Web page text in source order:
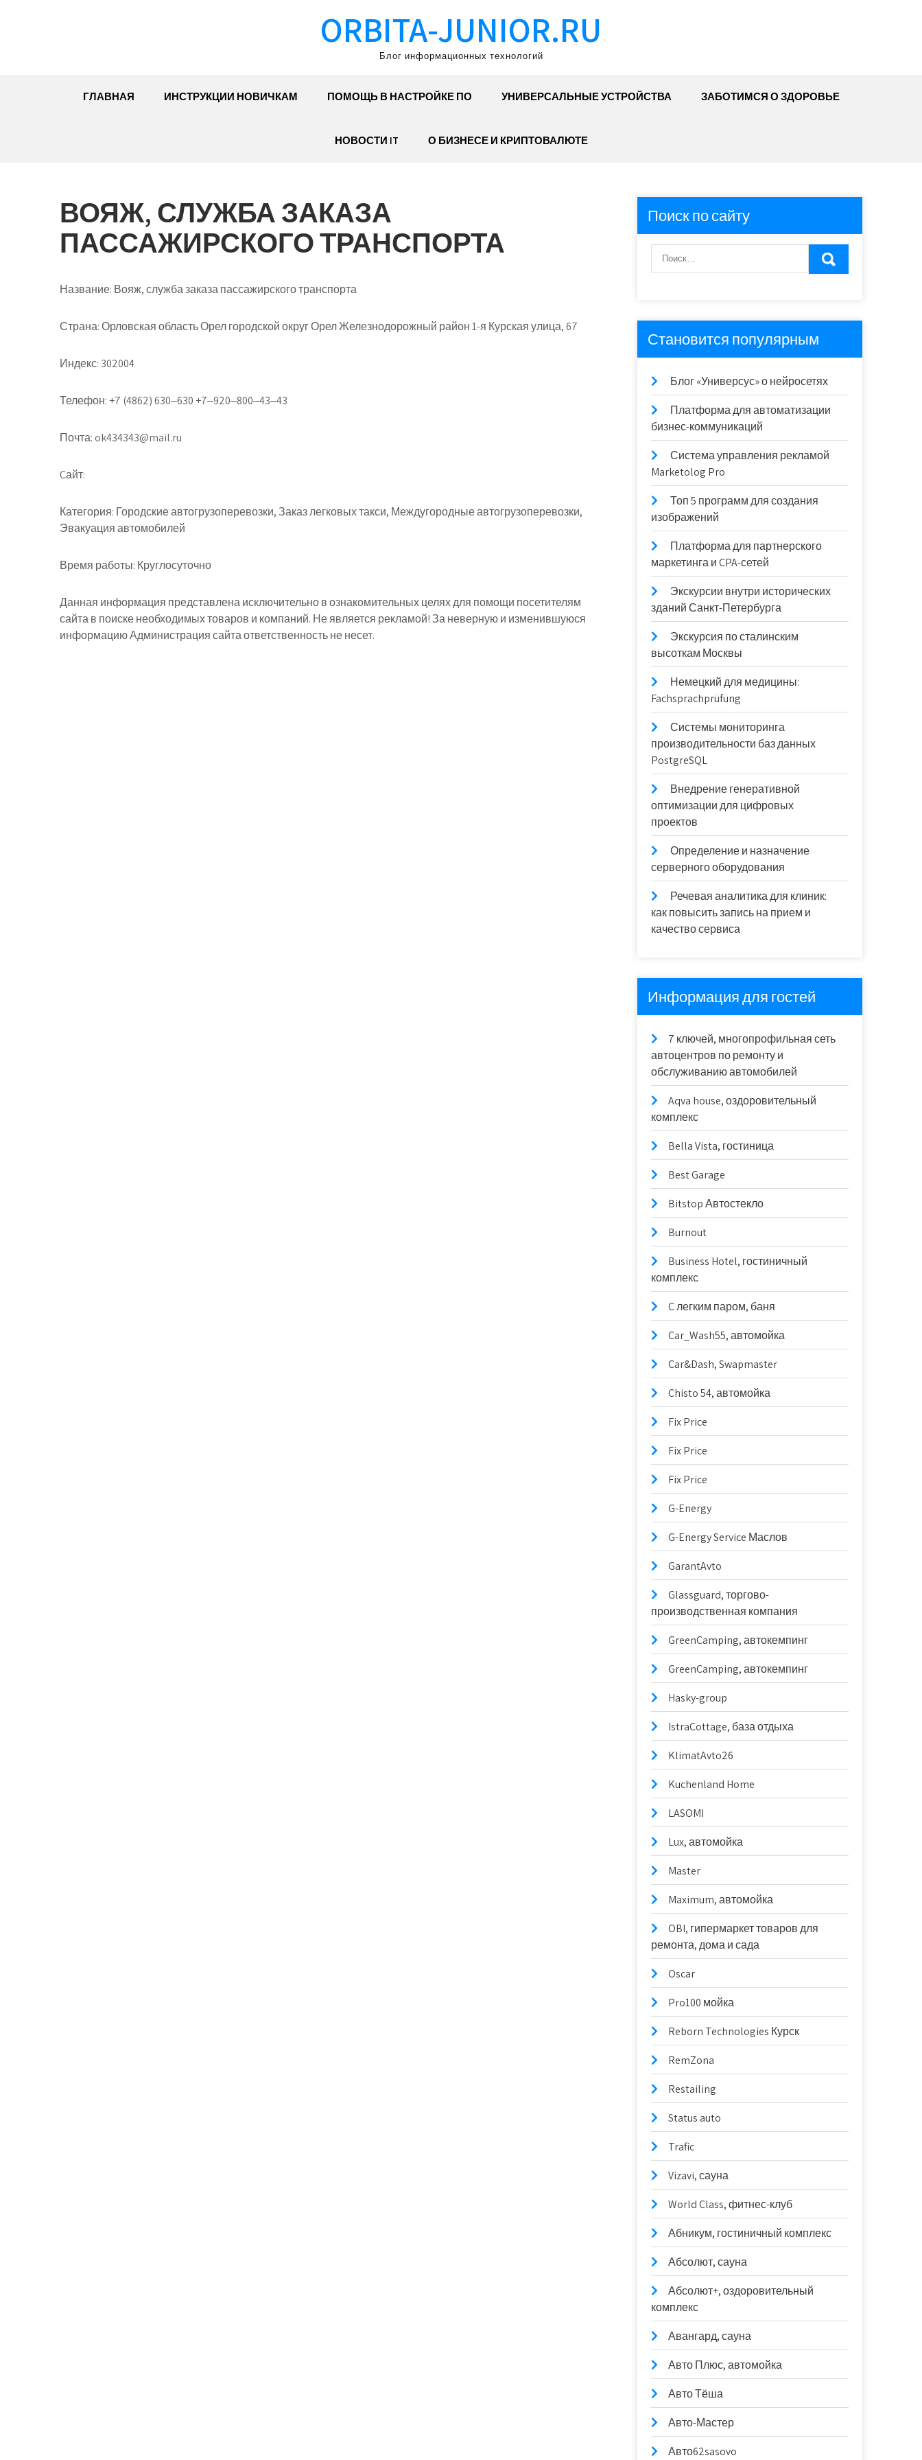
ORBITA-JUNIOR.RU
Блог информационных технологий
ГЛАВНАЯ ИНСТРУКЦИИ НОВИЧКАМ ПОМОЩЬ В НАСТРОЙКЕ ПО УНИВЕРСАЛЬНЫЕ УСТРОЙСТВА ЗАБОТИМСЯ О ЗДОРОВЬЕ
НОВОСТИ IT О БИЗНЕСЕ И КРИПТОВАЛЮТЕ
ВОЯЖ, СЛУЖБА ЗАКАЗА
ПАССАЖИРСКОГО ТРАНСПОРТА
Название: Вояж, служба заказа пассажирского транспорта
Страна:Орловская область Орел городской округ Орел Железнодорожный район 1-я Курская улица, 67
Индекс: 302004
Телефон: +7 (4862) 630‒630 +7‒920‒800‒43‒43
Почта: ok434343@mail.ru
Cайт:
Категория: Городские автогрузоперевозки, Заказ легковых такси, Междугородные автогрузоперевозки,
Эвакуация автомобилей
Время работы: Круглосуточно
Данная информация представлена исключительно в ознакомительных целях для помощи посетителям
сайта в поиске необходимых товаров и компаний. Не является рекламой! За неверную и изменившуюся
информацию Администрация сайта ответственность не несет.
Поиск по сайту
Становится популярным
Блог «Универсус» о нейросетях
Платформа для автоматизации
бизнес-коммуникаций
Система управления рекламой
Marketolog Pro
Топ 5 программ для создания
изображений
Платформа для партнерского
маркетинга и CPA-сетей
Экскурсии внутри исторических
зданий Санкт-Петербурга
Экскурсия по сталинским
высоткам Москвы
Немецкий для медицины:
Fachsprachprüfung
Системы мониторинга
производительности баз данных
PostgreSQL
Внедрение генеративной
оптимизации для цифровых
проектов
Определение и назначение
серверного оборудования
Речевая аналитика для клиник:
как повысить запись на прием и
качество сервиса
Информация для гостей
7 ключей, многопрофильная сеть
автоцентров по ремонту и
обслуживанию автомобилей
Aqva house, оздоровительный
комплекс
Bella Vista, гостиница
Best Garage
Bitstop Автостекло
Burnout
Business Hotel, гостиничный
комплекс
C легким паром, баня
Car_Wash55, автомойка
Car&Dash, Swapmaster
Chisto 54, автомойка
Fix Price
Fix Price
Fix Price
G-Energy
G-Energy Service Маслов
GarantAvto
Glassguard, торгово-
производственная компания
GreenCamping, автокемпинг
GreenCamping, автокемпинг
Hasky-group
IstraCottage, база отдыха
KlimatAvto26
Kuchenland Home
LASOMI
Lux, автомойка
Master
Maximum, автомойка
OBI, гипермаркет товаров для
ремонта, дома и сада
Oscar
Pro100 мойка
Reborn Technologies Курск
RemZona
Restailing
Status auto
Trafic
Vizavi, сауна
World Class, фитнес-клуб
Абникум, гостиничный комплекс
Абсолют, сауна
Абсолют+, оздоровительный
комплекс
Авангард, сауна
Авто Плюс, автомойка
Авто Тёша
Авто-Мастер
Авто62sasovo